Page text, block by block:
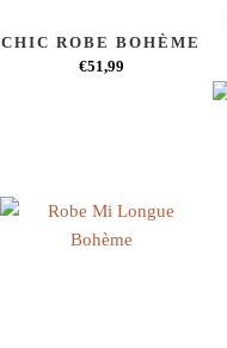
CHIC ROBE BOHÈME
€51,99